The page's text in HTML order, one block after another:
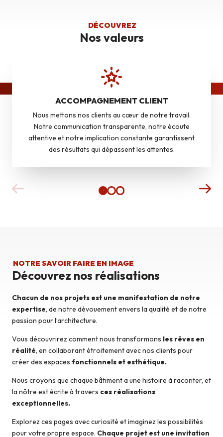
DÉCOUVREZ
Nos valeurs
ACCOMPAGNEMENT CLIENT
Nous mettons nos clients au cœur de notre travail.
Notre communication transparente, notre écoute
attentive et notre implication constante garantissent
des résultats qui dépassent les attentes.
NOTRE SAVOIR FAIRE EN IMAGE
Découvrez nos réalisations
Chacun de nos projets est une manifestation de notre
expertise, de notre dévouement envers la qualité et de notre
passion pour l’architecture.
Vous découvrirez comment nous transformons les rêves en
réalité, en collaborant étroitement avec nos clients pour
créer des espaces fonctionnels et esthétique.
Nous croyons que chaque bâtiment a une histoire à raconter, et
la nôtre est écrite à travers ces réalisations
exceptionnelles.
Explorez ces pages avec curiosité et imaginez les possibilités
pour votre propre espace. Chaque projet est une invitation